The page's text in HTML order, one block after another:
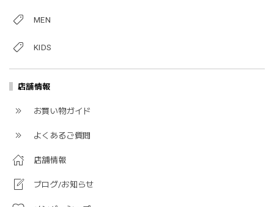
MEN
KIDS
店舗情報
お買い物ガイド
よくあるご質問
店舗情報
ブログ/お知らせ